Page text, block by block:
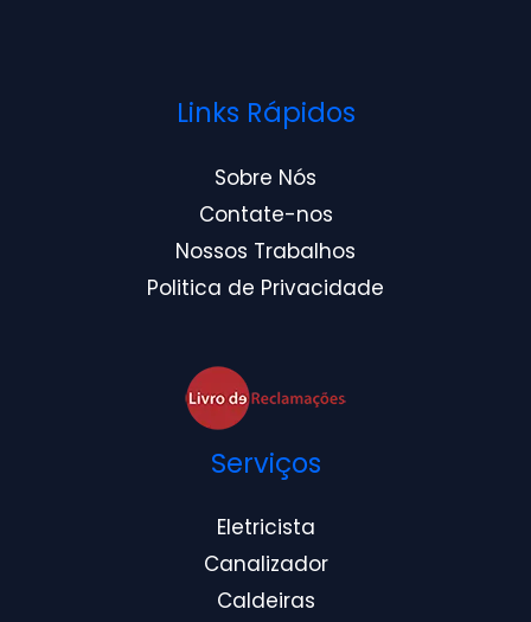
Links Rápidos
Sobre Nós
Contate-nos
Nossos Trabalhos
Politica de Privacidade
Serviços
Eletricista
Canalizador
Caldeiras